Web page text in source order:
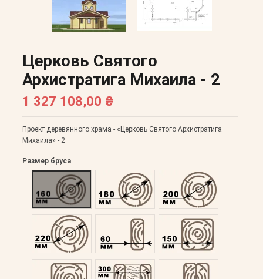
Церковь Святого
Архистратига Михаила - 2
1 327 108,00 ₴
Проект деревянного храма - «Церковь Святого Архистратига
Михаила» - 2
Размер бруса
Оцилиндрованний 160Оцилиндрованний 180Оцилиндрованний
Оцилиндрованний 220Профилированний 60Профилированний
Профилированний 200Двойной 300 Клееный 120